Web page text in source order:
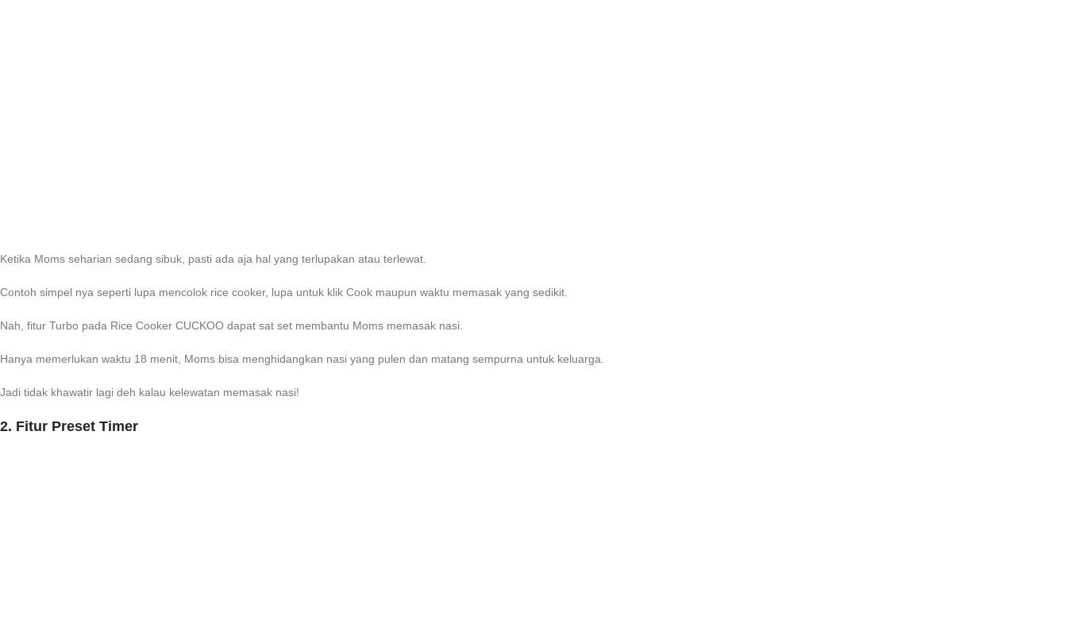
Ketika Moms seharian sedang sibuk, pasti ada aja hal yang terlupakan atau terlewat.
Contoh simpel nya seperti lupa mencolok rice cooker, lupa untuk klik Cook maupun waktu memasak yang sedikit.
Nah, fitur Turbo pada Rice Cooker CUCKOO dapat sat set membantu Moms memasak nasi.
Hanya memerlukan waktu 18 menit, Moms bisa menghidangkan nasi yang pulen dan matang sempurna untuk keluarga.
Jadi tidak khawatir lagi deh kalau kelewatan memasak nasi!
2. Fitur Preset Timer